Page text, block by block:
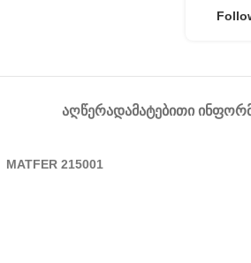
ᲐᲦᲬᲔᲠᲐᲓᲐᲛᲐᲢᲔᲑᲘᲗᲘ
MATFER 215001